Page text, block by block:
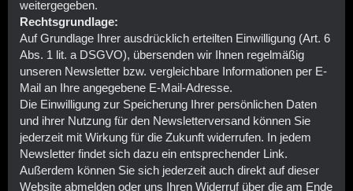
weitergegeben.
Rechtsgrundlage:
Auf Grundlage Ihrer ausdrücklich erteilten Einwilligung (Art. 6
Abs. 1 lit. a DSGVO), übersenden wir Ihnen regelmäßig
unseren Newsletter bzw. vergleichbare Informationen per E-
Mail an Ihre angegebene E-Mail-Adresse.
Die Einwilligung zur Speicherung Ihrer persönlichen Daten
und ihrer Nutzung für den Newsletterversand können Sie
jederzeit mit Wirkung für die Zukunft widerrufen. In jedem
Newsletter findet sich dazu ein entsprechender Link.
Außerdem können Sie sich jederzeit auch direkt auf dieser
Website abmelden oder uns Ihren Widerruf über die am Ende